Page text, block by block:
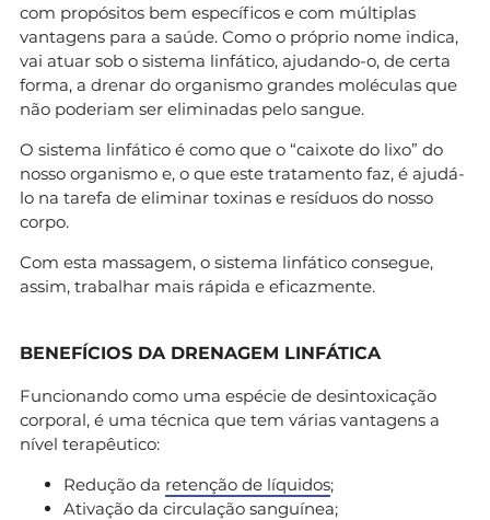
com propósitos bem específicos e com múltiplas
vantagens para a saúde. Como o próprio nome indica,
vai atuar sob o sistema linfático, ajudando-o, de certa
forma, a drenar do organismo grandes moléculas que
não poderiam ser eliminadas pelo sangue.
O sistema linfático é como que o “caixote do lixo” do
nosso organismo e, o que este tratamento faz, é ajudá-
lo na tarefa de eliminar toxinas e resíduos do nosso
corpo.
Com esta massagem, o sistema linfático consegue,
assim, trabalhar mais rápida e eficazmente.
BENEFÍCIOS DA DRENAGEM LINFÁTICA
Funcionando como uma espécie de desintoxicação
corporal, é uma técnica que tem várias vantagens a
nível terapêutico:
Redução da retenção de líquidos;
Ativação da circulação sanguínea;